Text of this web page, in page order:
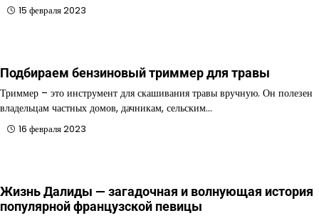
15 февраля 2023
Подбираем бензиновый триммер для травы
Триммер – это инструмент для скашивания травы вручную. Он полезен
владельцам частных домов, дачникам, сельским…
16 февраля 2023
Жизнь Далиды — загадочная и волнующая история
популярной французской певицы